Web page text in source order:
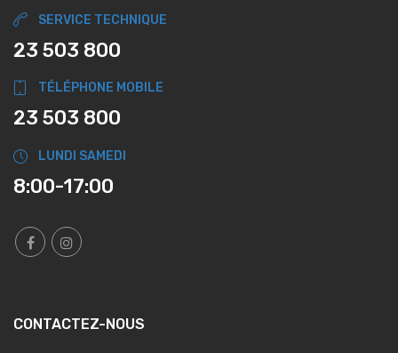
SERVICE TECHNIQUE
23 503 800
TÉLÉPHONE MOBILE
23 503 800
LUNDI SAMEDI
8:00-17:00
CONTACTEZ-NOUS